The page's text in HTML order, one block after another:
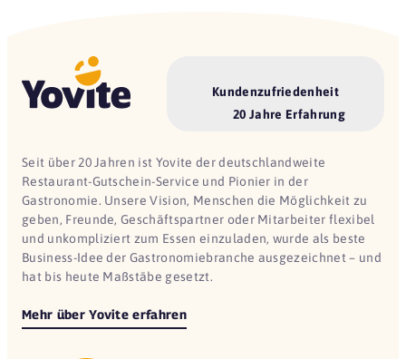
Kundenzufriedenheit
20 Jahre Erfahrung
Seit über 20 Jahren ist Yovite der deutschlandweite
Restaurant-Gutschein-Service und Pionier in der
Gastronomie. Unsere Vision, Menschen die Möglichkeit zu
geben, Freunde, Geschäftspartner oder Mitarbeiter flexibel
und unkompliziert zum Essen einzuladen, wurde als beste
Business-Idee der Gastronomiebranche ausgezeichnet – und
hat bis heute Maßstäbe gesetzt.
Mehr über Yovite erfahren